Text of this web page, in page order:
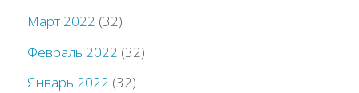
Март 2022 (32)
Февраль 2022 (32)
Январь 2022 (32)